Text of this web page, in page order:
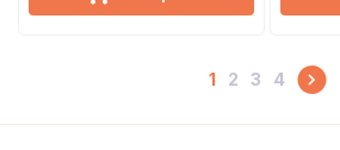
1 2 3 4